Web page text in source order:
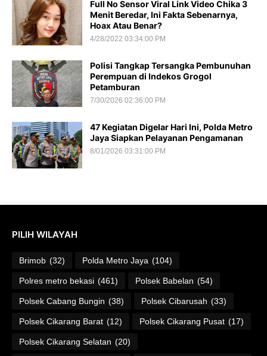
Full No Sensor Viral Link Video Chika 3
Menit Beredar, Ini Fakta Sebenarnya,
Hoax Atau Benar?
4/28/2022 03:34:00 PM
Polisi Tangkap Tersangka Pembunuhan
Perempuan di Indekos Grogol
Petamburan
7/30/2026 02:36:00 PM
47 Kegiatan Digelar Hari Ini, Polda Metro
Jaya Siapkan Pelayanan Pengamanan
8/01/2026 03:31:00 PM
PILIH WILAYAH
Brimob (32) Polda Metro Jaya (104)
Polres metro bekasi (461) Polsek Babelan (54)
Polsek Cabang Bungin (38) Polsek Cibarusah (33)
Polsek Cikarang Barat (12) Polsek Cikarang Pusat (17)
Polsek Cikarang Selatan (20)